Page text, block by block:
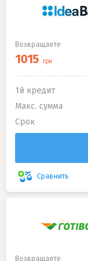
Возвращаете
1й кредит
Макс. сумма
Срок
Сравнить
Возвращаете